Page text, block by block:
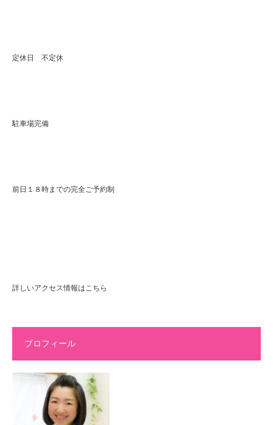
定休日 不定休
駐車場完備
前日１８時までの完全ご予約制
詳しいアクセス情報はこちら
プロフィール